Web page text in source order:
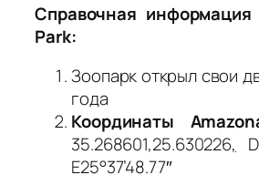
Справочная информация
Park:
Зоопарк открыл свои
года
Координаты
35.268601,25.630226,
E25°37’48.77″